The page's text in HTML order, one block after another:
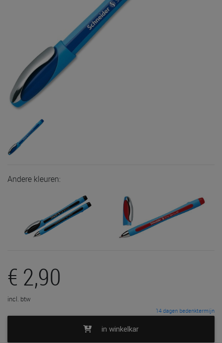
Andere kleuren:
€ 2,90
incl. btw
14 dagen bedenktermijn
in winkelkar